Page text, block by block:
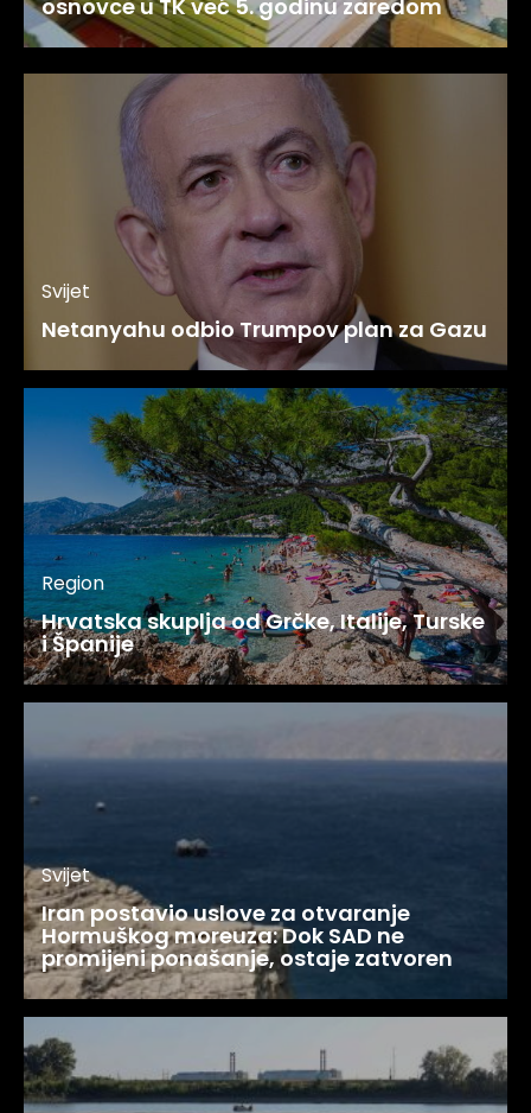
osnovce u TK već 5. godinu zaredom
Svijet
Netanyahu odbio Trumpov plan za Gazu
Region
Hrvatska skuplja od Grčke, Italije, Turske
i Španije
Svijet
Iran postavio uslove za otvaranje
Hormuškog moreuza: Dok SAD ne
promijeni ponašanje, ostaje zatvoren